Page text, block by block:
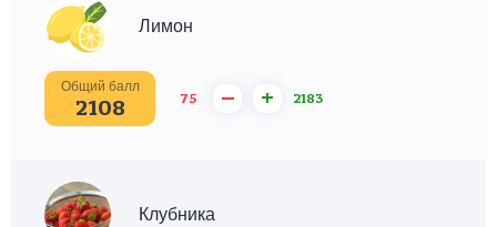
Лимон
Общий балл
2108 75 – + 2183
Клубника